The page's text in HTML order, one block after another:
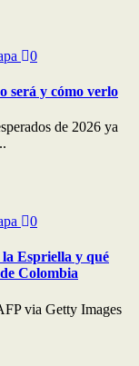
0
será y cómo verlo
de 2026 ya
0
la Espriella y qué
Colombia
via Getty Images